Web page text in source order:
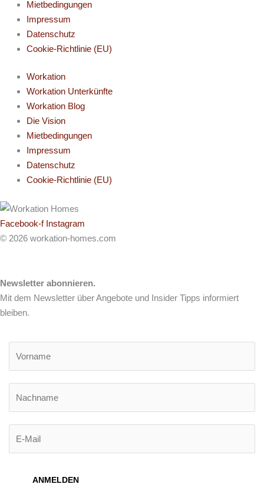
Mietbedingungen
Impressum
Datenschutz
Cookie-Richtlinie (EU)
Workation
Workation Unterkünfte
Workation Blog
Die Vision
Mietbedingungen
Impressum
Datenschutz
Cookie-Richtlinie (EU)
Facebook-f Instagram
© 2026 workation-homes.com
Newsletter abonnieren.
Mit dem Newsletter über Angebote und Insider Tipps informiert
bleiben.